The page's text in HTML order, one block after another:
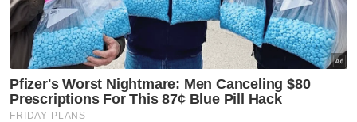
Kompaun
PKPP